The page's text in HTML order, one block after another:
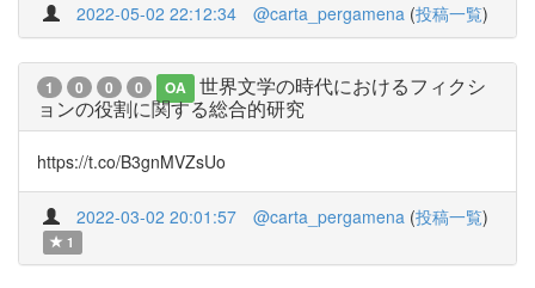
2022-05-02 22:12:34 @carta_pergamena (投稿一覧)
1 0 0 0 OA
世界文学の時代におけるフィクシ
ョンの役割に関する総合的研究
https://t.co/B3gnMVZsUo
2022-03-02 20:01:57 @carta_pergamena (投稿一覧)
1